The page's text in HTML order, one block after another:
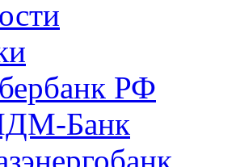
РФ
Банк